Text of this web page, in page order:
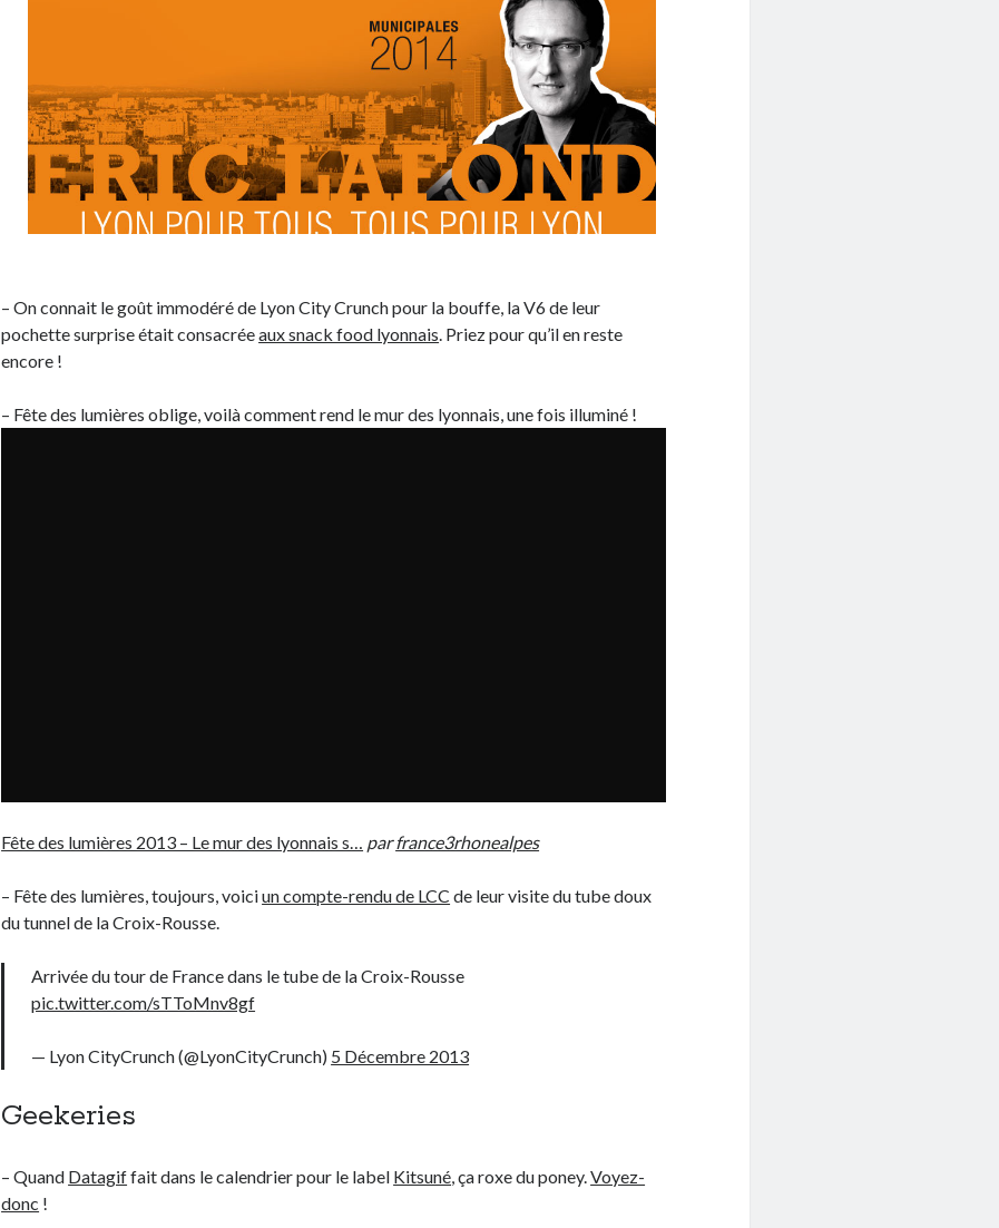
– On connait le goût immodéré de Lyon City Crunch pour la bouffe, la V6 de leur
pochette surprise était consacréeaux snack food lyonnais. Priez pour qu’il en reste
encore !
– Fête des lumières oblige, voilà comment rend le mur des lyonnais, une fois illuminé !
Fête des lumières 2013 – Le mur des lyonnais s… parfrance3rhonealpes
– Fête des lumières, toujours, voiciun compte-rendu de LCC de leur visite du tube doux
du tunnel de la Croix-Rousse.
Arrivée du tour de France dans le tube de la Croix-Rousse
pic.twitter.com/sTToMnv8gf
— Lyon CityCrunch (@LyonCityCrunch) 5 Décembre 2013
Geekeries
– Quand Datagiffait dans le calendrier pour le label Kitsuné, ça roxe du poney.Voyez-
donc !